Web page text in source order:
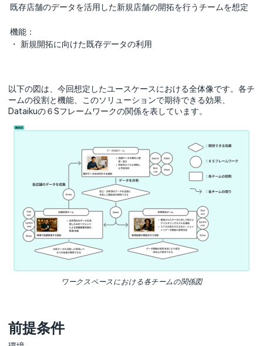
既存店舗のデータを活用した新規店舗の開拓を行うチームを想定
機能：
・ 新規開拓に向けた既存データの利用
以下の図は、今回想定したユースケースにおける全体像です。各チ
ームの役割と機能、このソリューションで期待できる効果、
Dataikuの６Sフレームワークの関係を表しています。
ワークスペースにおける各チームの関係図
前提条件